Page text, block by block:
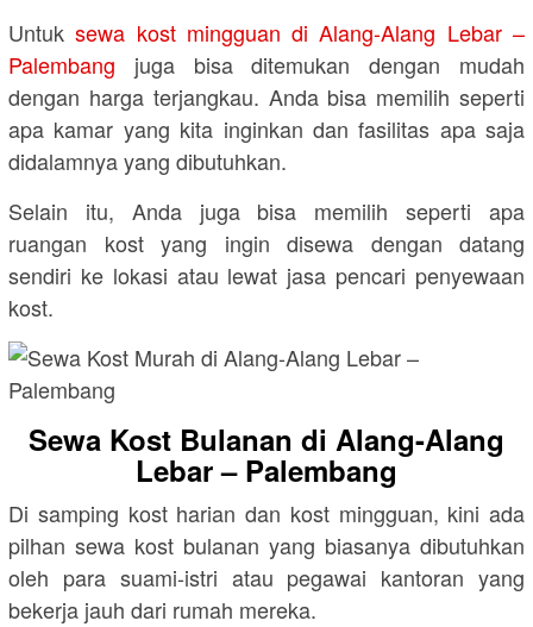
Untuksewa kost mingguan di Alang-Alang Lebar –
Palembang juga bisa ditemukan dengan mudah
dengan harga terjangkau. Anda bisa memilih seperti
apa kamar yang kita inginkan dan fasilitas apa saja
didalamnya yang dibutuhkan.
Selain itu, Anda juga bisa memilih seperti apa
ruangan kost yang ingin disewa dengan datang
sendiri ke lokasi atau lewat jasa pencari penyewaan
kost.
Sewa Kost Bulanan di Alang-Alang
Lebar – Palembang
Di samping kost harian dan kost mingguan, kini ada
pilhan sewa kost bulanan yang biasanya dibutuhkan
oleh para suami-istri atau pegawai kantoran yang
bekerja jauh dari rumah mereka.